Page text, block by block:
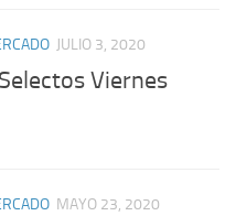
JULIO 3, 2020
Viernes
MAYO 23, 2020